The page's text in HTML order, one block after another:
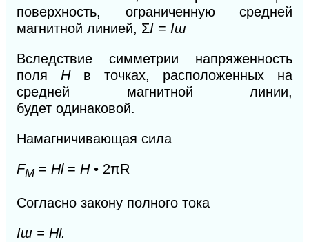
поверхность, ограниченную средней
магнитной линией, ΣI = Iɯ
Вследствие симметрии напряженность
поля Н в точках, расположенных на
средней магнитной линии,
будет одинаковой.
Намагничивающая сила
FM = Hl= H• 2πR
Согласно закону полного тока
Iɯ = Hl.